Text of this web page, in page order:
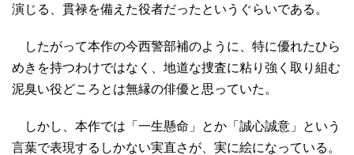
演じる、貫禄を備えた役者だったというぐらいである。
したがって本作の今西警部補のように、特に優れたひら
めきを持つわけではなく、地道な捜査に粘り強く取り組む
泥臭い役どころとは無縁の俳優と思っていた。
しかし、本作では「一生懸命」とか「誠心誠意」という
言葉で表現するしかない実直さが、実に絵になっている。